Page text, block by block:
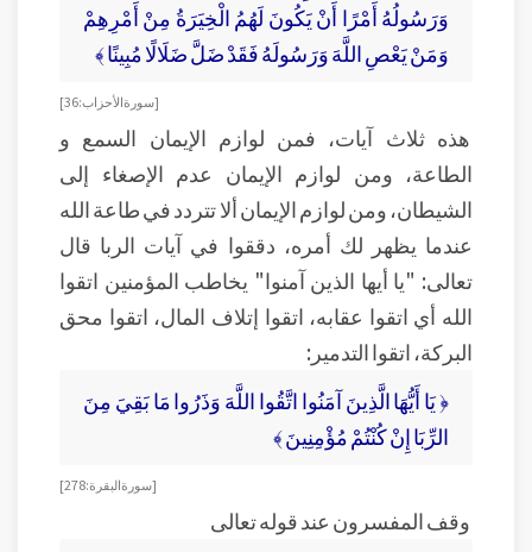
وَرَسُولُهُ أَمْرًا أَنْ يَكُونَ لَهُمُ الْخِيَرَةُ مِنْ أَمْرِهِمْ
وَمَنْ يَعْصِ اللَّهَ وَرَسُولَهُ فَقَدْ ضَلَّ ضَلَالًا مُبِينًا ﴾
[ سورة الأحزاب: 36 ]
هذه ثلاث آيات، فمن لوازم الإيمان السمع و
الطاعة، ومن لوازم الإيمان عدم الإصغاء إلى
الشيطان، ومن لوازم الإيمان ألا تتردد في طاعة الله
عندما يظهر لك أمره، دققوا في آيات الربا قال
تعالى: "يا أيها الذين آمنوا" يخاطب المؤمنين اتقوا
الله أي اتقوا عقابه، اتقوا إتلاف المال، اتقوا محق
البركة، اتقوا التدمير:
﴿ يَا أَيُّهَا الَّذِينَ آمَنُوا اتَّقُوا اللَّهَ وَذَرُوا مَا بَقِيَ مِنَ
الرِّبَا إِنْ كُنْتُمْ مُؤْمِنِينَ ﴾
[ سورة البقرة: 278]
وقف المفسرون عند قوله تعالى